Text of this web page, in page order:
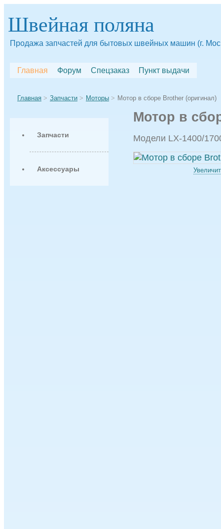
Швейная поляна
Продажа запчастей для бытовых швейных машин (г.
Главная Форум Спецзаказ Пункт выдачи
Главная Запчасти Моторы Мотор в сборе Brother (оригинал)
Запчасти
Аксессуары
Мотор в
Модели LX-1400/